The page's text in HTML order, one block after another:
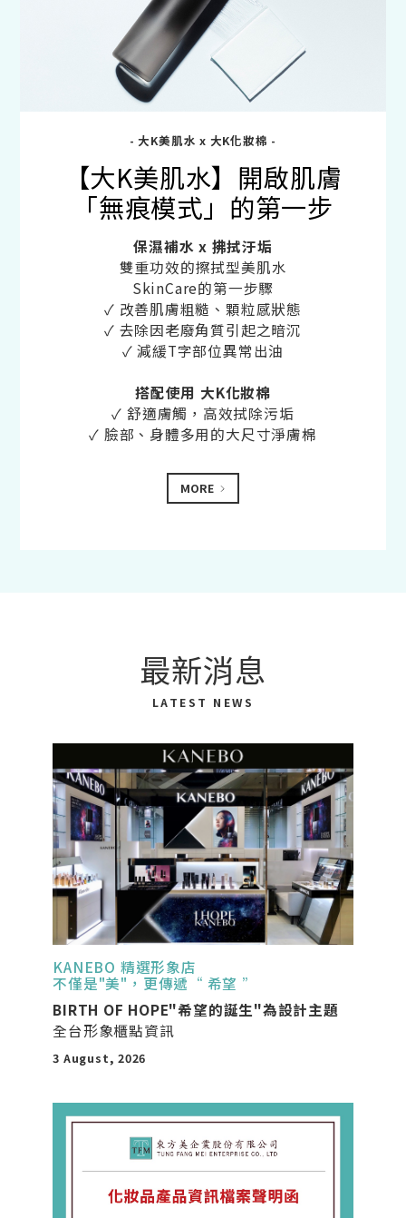
- 大K美肌水 x 大K化妝棉 -
【大K美肌水】開啟肌膚
「無痕模式」的第一步
保濕補水 x 拂拭汙垢
雙重功效的擦拭型美肌水
SkinCare的第一步驟
✓ 改善肌膚粗糙、顆粒感狀態
✓ 去除因老廢角質引起之暗沉
✓ 減緩T字部位異常出油
搭配使用 大K化妝棉
✓ 舒適膚觸，高效拭除污垢
✓ 臉部、身體多用的大尺寸淨膚棉
MORE
最新消息
LATEST NEWS
KANEBO 精選形象店
不僅是"美"，更傳遞“ 希望 ”
BIRTH OF HOPE"希望的誕生"為設計主題
全台形象櫃點資訊
3 August, 2026